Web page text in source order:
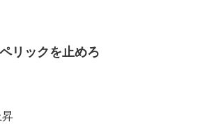
リックを止めろ
昇